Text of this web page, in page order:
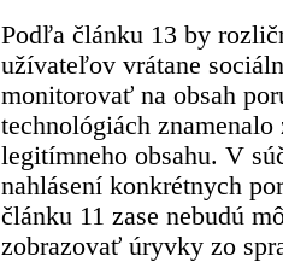
Podľa článku 13 by
užívateľov vrátane
monitorovať na obsah
technológiách
legitímneho obsahu. V
nahlásení konkrétnych
článku 11 zase nebudú
zobrazovať úryvky zo